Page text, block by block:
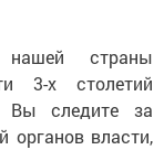
нашей страны
3-х столетий
Вы следите за
органов власти,